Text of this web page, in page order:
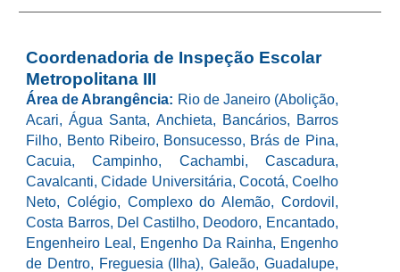
Coordenadoria de Inspeção Escolar
Metropolitana III
Área de Abrangência: Rio de Janeiro (Abolição,
Acari, Água Santa, Anchieta, Bancários, Barros
Filho, Bento Ribeiro, Bonsucesso, Brás de Pina,
Cacuia, Campinho, Cachambi, Cascadura,
Cavalcanti, Cidade Universitária, Cocotá, Coelho
Neto, Colégio, Complexo do Alemão, Cordovil,
Costa Barros, Del Castilho, Deodoro, Encantado,
Engenheiro Leal, Engenho Da Rainha, Engenho
de Dentro, Freguesia (Ilha), Galeão, Guadalupe,